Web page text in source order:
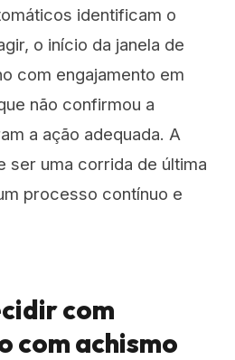
identificam o
o início da janela de
com engajamento em
não confirmou a
a ação adequada. A
ser uma corrida de última
processo contínuo e
com
com achismo